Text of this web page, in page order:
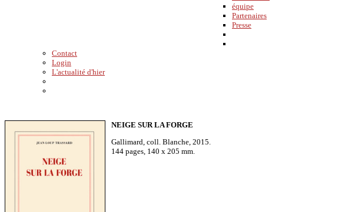
équipe
Partenaires
Presse
Contact
Login
L'actualité d'hier
NEIGE SUR LA FORGE
Gallimard, coll. Blanche, 2015.
144 pages, 140 x 205 mm.